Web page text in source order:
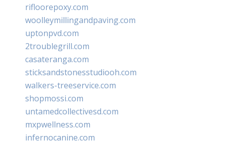
rifloorepoxy.com
woolleymillingandpaving.com
uptonpvd.com
2troublegrill.com
casateranga.com
sticksandstonesstudiooh.com
walkers-treeservice.com
shopmossi.com
untamedcollectivesd.com
mxpwellness.com
infernocanine.com